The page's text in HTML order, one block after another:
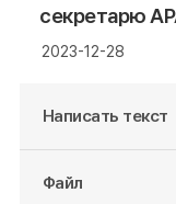
секретарю
2023-12-28
Написать текст
Файл